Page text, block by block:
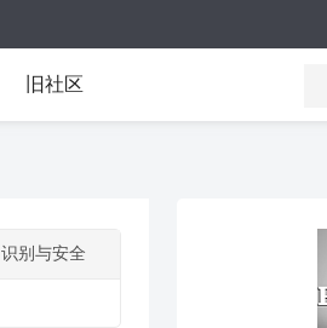
旧社区
识别与安全